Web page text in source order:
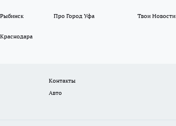
Про Город Уфа Твои Новости
Контакты
Авто